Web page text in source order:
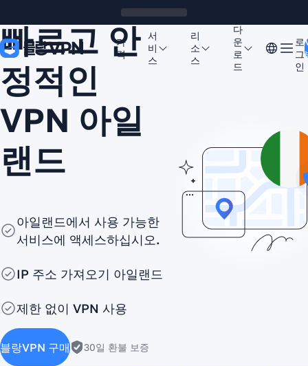
가
격
서
비
스
리
소
스
다
운
로
드
로
그
인
빠르고 안
정적인
VPN 아일
랜드
아일랜드에서 사용 가능한
서비스에 액세스하십시오.
IP 주소 가져오기 아일랜드
제한 없이 VPN 사용
블랑VPN 구매 30일 환불 보증